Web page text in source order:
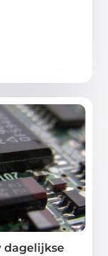
dagelijkse